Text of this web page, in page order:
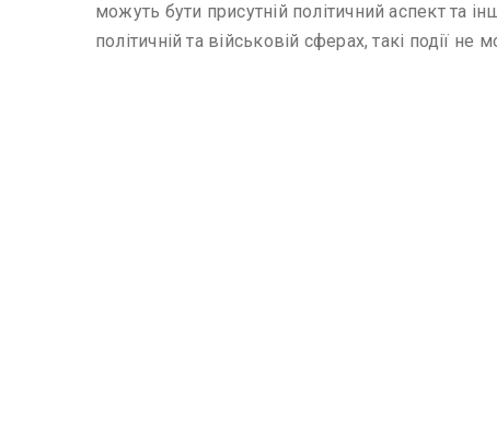
можуть бути присутній політичний аспект та
політичній та військовій сферах, такі події